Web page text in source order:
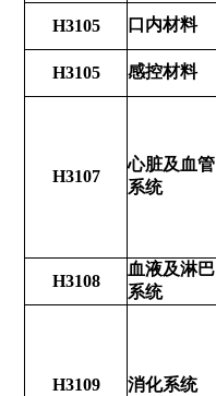
H3105
口内材料
H3105
感控材料
H3107
心脏及血管
系统
H3108
血液及淋巴
系统
H3109 消化系统